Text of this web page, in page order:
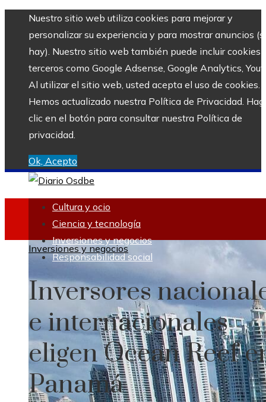
Nuestro sitio web utiliza cookies para mejorar y
personalizar su experiencia y para mostrar anuncios
hay). Nuestro sitio web también puede incluir cookies
terceros como Google Adsense, Google Analytics,
Al utilizar el sitio web, usted acepta el uso de cookies.
Hemos actualizado nuestra Política de Privacidad.
clic en el botón para consultar nuestra Política de
privacidad.
Ok, Acepto
Cultura y ocio
Ciencia y tecnología
Inversiones y negocios
Responsabilidad social
Inversiones y negocios
Inversores
e internacionales
eligen Ocean Reef
Panamá